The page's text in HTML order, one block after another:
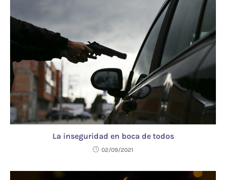
La inseguridad en boca de todos
02/09/2021